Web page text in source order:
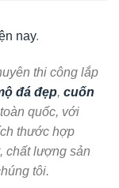
nay.
thi công lắp
đá đẹp, cuốn
quốc, với
thước hợp
chất lượng sản
tôi.